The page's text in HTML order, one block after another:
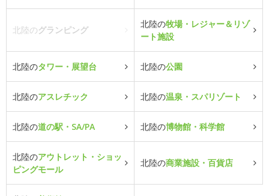
北陸のグランピング
北陸の牧場・レジャー＆リゾ
ート施設
北陸のタワー・展望台 北陸の公園
北陸のアスレチック 北陸の温泉・スパリゾート
北陸の道の駅・SA/PA 北陸の博物館・科学館
北陸のアウトレット・ショッ
ピングモール
北陸の商業施設・百貨店